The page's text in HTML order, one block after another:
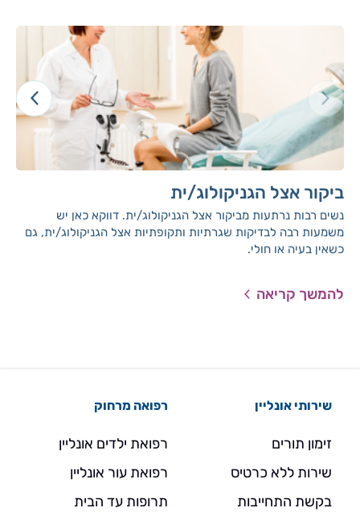
ביקור אצל הגניקולוג/ית
נשים רבות נרתעות מביקור אצל הגניקולוג/ית. דווקא כאן יש
משמעות רבה לבדיקות שגרתיות ותקופתיות אצל הגניקולוג/ית, גם
כשאין בעיה או חולי.
להמשך קריאה
שירותי אונליין
זימון תורים
שירות ללא כרטיס
בקשת התחייבות
רפואה מרחוק
רפואת ילדים אונליין
רפואת עור אונליין
תרופות עד הבית